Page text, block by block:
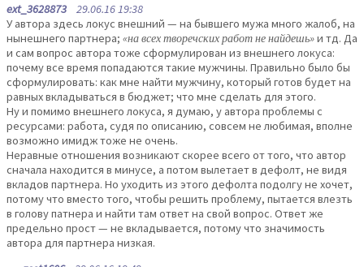
ext_3628873 29.06.16 19:38
У автора здесь локус внешний — на бывшего мужа много жалоб, на
нынешнего партнера; «на всех творечских работ не найдешь»и тд. Да
и сам вопрос автора тоже сформулирован из внешнего локуса:
почему все время попадаются такие мужчины. Правильно было бы
сформулировать: как мне найти мужчину, который готов будет на
равных вкладываться в бюджет; что мне сделать для этого.
Ну и помимо внешнего локуса, я думаю, у автора проблемы с
ресурсами: работа, судя по описанию, совсем не любимая, вполне
возможно имидж тоже не очень.
Неравные отношения возникают скорее всего от того, что автор
сначала находится в минусе, а потом вылетает в дефолт, не видя
вкладов партнера. Но уходить из этого дефолта подолгу не хочет,
потому что вместо того, чтобы решить проблему, пытается влезть
в голову патнера и найти там ответ на свой вопрос. Ответ же
предельно прост — не вкладывается, потому что значимость
автора для партнера низкая.